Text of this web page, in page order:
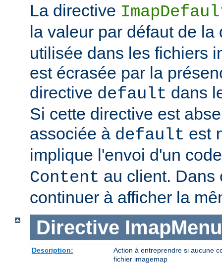
La directive
la valeur par défaut de
utilisée dans les fichiers
est écrasée par la
directive default dans
Si cette directive est
associée à default est
implique l'envoi d'un
Content au client. Dans
continuer à afficher la
Directive ImapMenu
Description:
Action à entreprendre si aucune
fichier imagemap